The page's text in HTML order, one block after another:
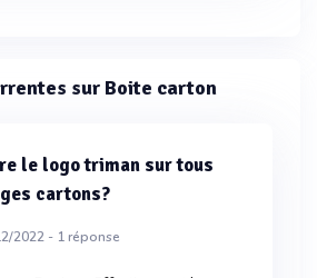
sur Boite carton
le logo triman sur tous
cartons?
2022 - 1réponse